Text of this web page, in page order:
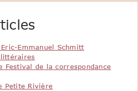
Emmanuel Schmitt
Festival de la correspondance
Petite Rivière